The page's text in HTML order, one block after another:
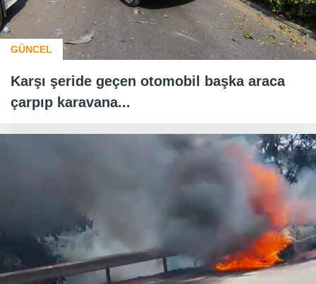
GÜNCEL
Karşı şeride geçen otomobil başka araca
çarpıp karavana...